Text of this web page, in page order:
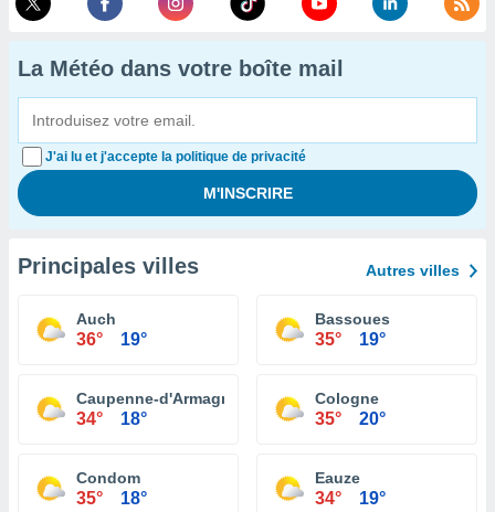
La Météo dans votre boîte mail
J'ai lu et j'accepte la politique de privacité
Principales villes Autres villes
Auch
36° 19°
Bassoues
35° 19°
Caupenne-d'Armagnac
34° 18°
Cologne
35° 20°
Condom
35° 18°
Eauze
34° 19°